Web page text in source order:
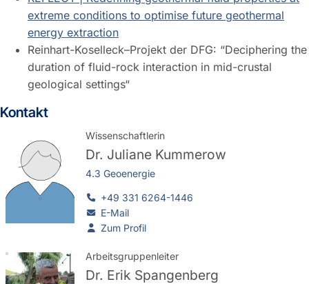
extreme conditions to optimise future geothermal
energy extraction
Reinhart-Koselleck–Projekt der DFG: “Deciphering the
duration of fluid-rock interaction in mid-crustal
geological settings“
Kontakt
Wissenschaftlerin
Dr. Juliane Kummerow
4.3 Geoenergie
+49 331 6264-1446
E-Mail
Zum Profil
Arbeitsgruppenleiter
Dr. Erik Spangenberg